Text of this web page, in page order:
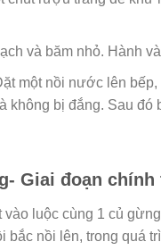
và băm nhỏ. Hành
một nồi nước lên
không bị đắng. Sau
Giai đoạn
luộc cùng 1 củ
bắc nồi lên, trong quá